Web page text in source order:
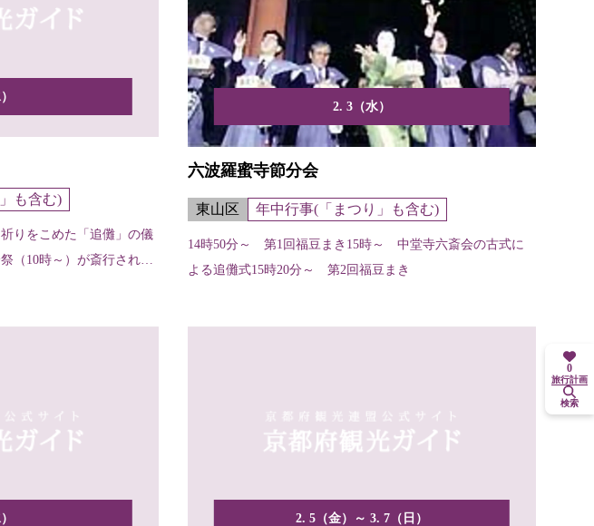
も含む)
りをこめた「追儺」の儀
（10時～）が斎行され、
2. 3（水）
六波羅蜜寺節分会
東山区 年中行事(「まつり」も含む)
14時50分～ 第1回福豆まき15時～ 中堂寺六斎会の古式に
よる追儺式15時20分～ 第2回福豆まき
2. 5（金）～ 3. 7（日）
0
旅行計画
検索